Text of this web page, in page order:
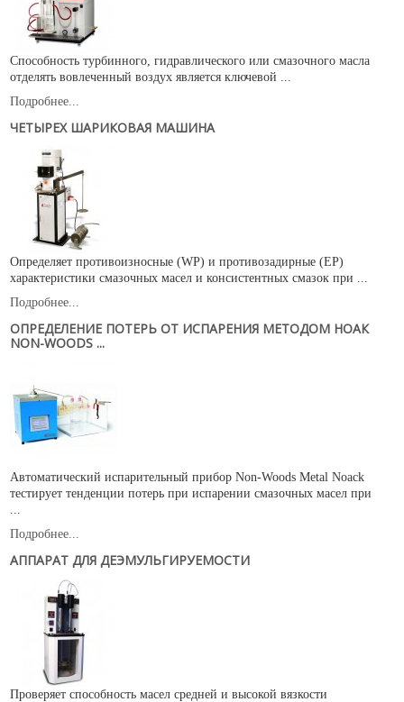
Ваше сообщение было успешно отправлено
Способность турбинного, гидравлического или смазочного масла
отделять вовлеченный воздух является ключевой ...
Подробнее...
ЧЕТЫРЕХ ШАРИКОВАЯ МАШИНА
Определяет противоизносные (WP) и противозадирные (EP)
характеристики смазочных масел и консистентных смазок при ...
Подробнее...
ОПРЕДЕЛЕНИЕ ПОТЕРЬ ОТ ИСПАРЕНИЯ МЕТОДОМ НОАК
NON-WOODS ...
Автоматический испарительный прибор Non-Woods Metal Noack
тестирует тенденции потерь при испарении смазочных масел при
Подробнее...
АППАРАТ ДЛЯ ДЕЭМУЛЬГИРУЕМОСТИ
Проверяет способность масел средней и высокой вязкости